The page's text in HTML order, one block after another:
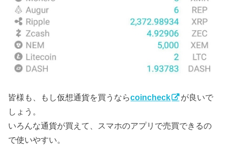
皆様も、もし仮想通貨を買うならcoincheck
が良いで
しょう。
いろんな通貨が買えて、スマホのアプリで売買できるの
で使いやすい。